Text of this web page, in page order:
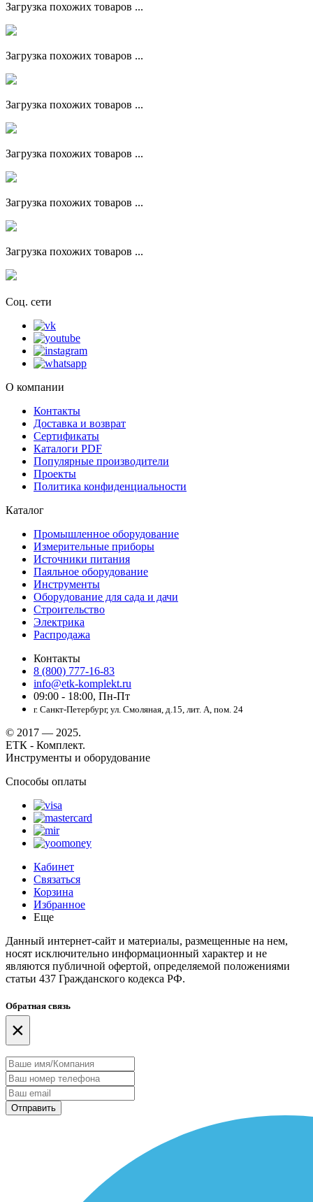
Загрузка похожих товаров ...
Загрузка похожих товаров ...
Загрузка похожих товаров ...
Загрузка похожих товаров ...
Загрузка похожих товаров ...
Загрузка похожих товаров ...
Соц. сети
О компании
Контакты
Доставка и возврат
Сертификаты
Каталоги PDF
Популярные производители
Проекты
Политика конфиденциальности
Каталог
Промышленное оборудование
Измерительные приборы
Источники питания
Паяльное оборудование
Инструменты
Оборудование для сада и дачи
Строительство
Электрика
Распродажа
Контакты
8 (800) 777-16-83
info@etk-komplekt.ru
09:00 - 18:00, Пн-Пт
г. Санкт-Петербург, ул. Смоляная, д.15, лит. А, пом. 24
© 2017 — 2025.
ЕТК - Комплект.
Инструменты и оборудование
Способы оплаты
Кабинет
Связаться
Корзина
Избранное
Еще
Данный интернет-сайт и материалы, размещенные на нем,
носят исключительно информационный характер и не
являются публичной офертой, определяемой положениями
статьи 437 Гражданского кодекса РФ.
Обратная связь
×
Отправить